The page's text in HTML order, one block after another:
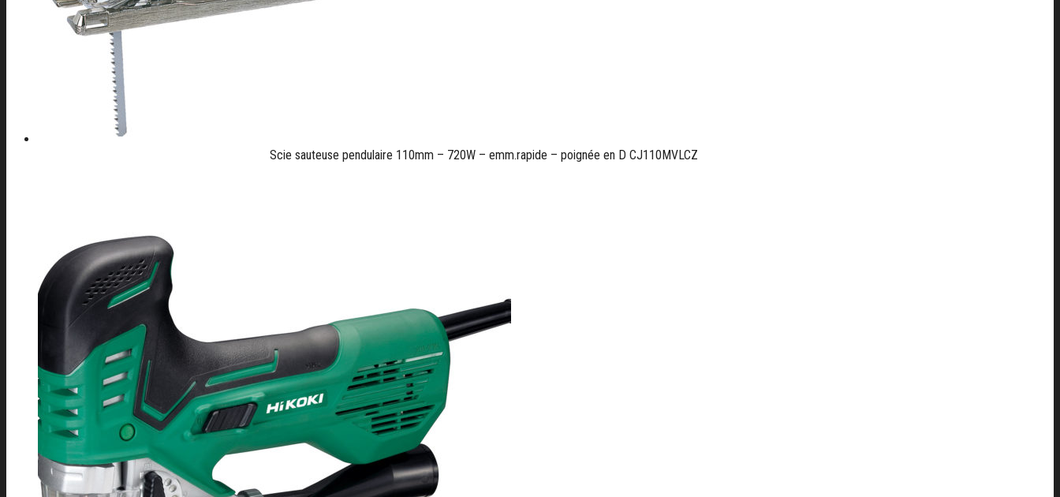
Scie sauteuse pendulaire 110mm – 720W – emm.rapide – poignée en D CJ110MVLCZ